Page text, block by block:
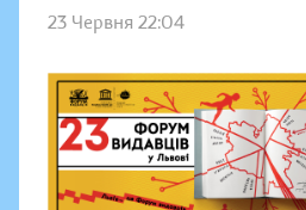
23 Червня 22:04